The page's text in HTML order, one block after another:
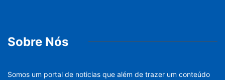
Sobre Nós
Somos um portal de noticias que além de trazer um conteúdo